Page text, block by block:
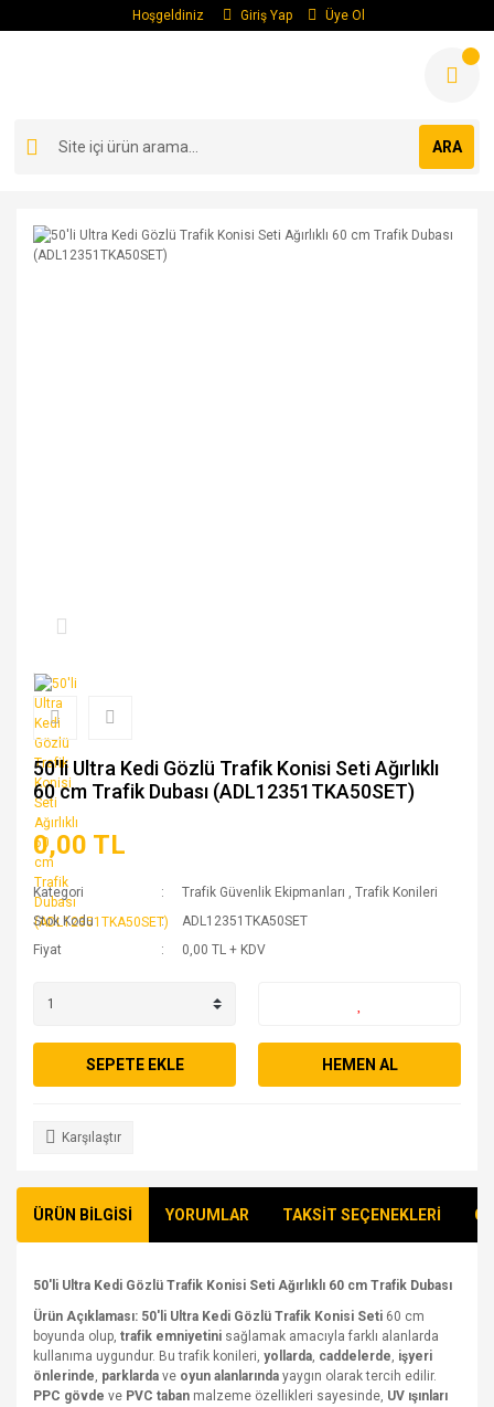
Hoşgeldiniz Giriş Yap Üye Ol
ARA
50'li Ultra Kedi Gözlü Trafik Konisi Seti Ağırlıklı
60 cm Trafik Dubası (ADL12351TKA50SET)
0,00 TL
Kategori Trafik Güvenlik Ekipmanları ,Trafik Konileri
Stok Kodu
ADL12351TKA50SET
Fiyat
0,00 TL + KDV
SEPETE EKLE HEMEN AL
Karşılaştır
ÜRÜN BİLGİSİ YORUMLAR TAKSİT SEÇENEKLERİ
50'li Ultra Kedi Gözlü Trafik Konisi Seti Ağırlıklı 60 cm Trafik Dubası
Ürün Açıklaması: 50'li Ultra Kedi Gözlü Trafik Konisi Seti 60 cm
boyunda olup, trafik emniyetini sağlamak amacıyla farklı alanlarda
kullanıma uygundur. Bu trafik konileri, yollarda, caddelerde, işyeri
önlerinde, parklarda ve oyun alanlarında yaygın olarak tercih edilir.
PPC gövde ve PVC taban malzeme özellikleri sayesinde, UV ışınları